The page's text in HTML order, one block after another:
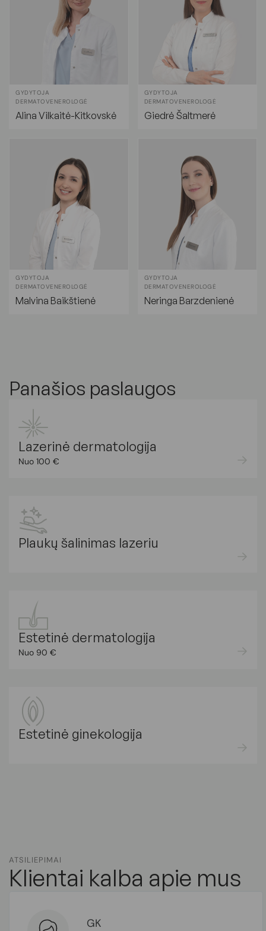
GYDYTOJA
DERMATOVENEROLOGĖ
Alina Vilkaitė-Kitkovskė
GYDYTOJA
DERMATOVENEROLOGĖ
Giedrė Šaltmerė
GYDYTOJA
DERMATOVENEROLOGĖ
Malvina Baikštienė
GYDYTOJA
DERMATOVENEROLOGĖ
Neringa Barzdenienė
Panašios paslaugos
Lazerinė dermatologija
Nuo 100 €
Plaukų šalinimas lazeriu
Estetinė dermatologija
Nuo 90 €
Estetinė ginekologija
ATSILIEPIMAI
Klientai kalba apie mus
AA